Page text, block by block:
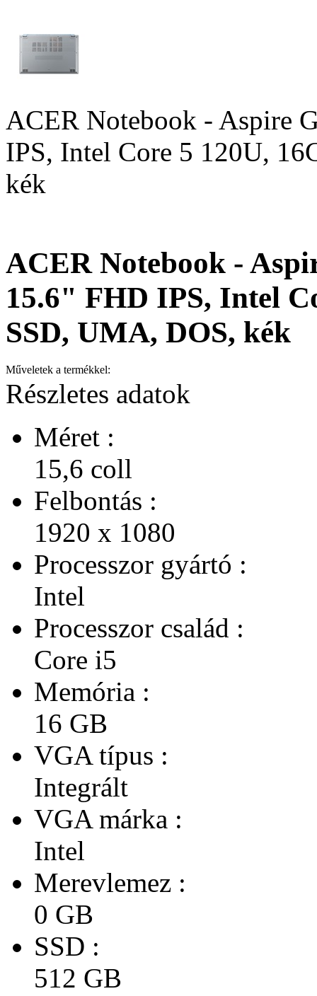
ACER Notebook - Aspire
IPS, Intel Core 5 120U,
kék
ACER Notebook -
15.6" FHD IPS, Intel
SSD, UMA, DOS, kék
Műveletek a termékkel:
Részletes adatok
Méret :
15,6 coll
Felbontás :
1920 x 1080
Processzor gyártó :
Intel
Processzor család :
Core i5
Memória :
16 GB
VGA típus :
Integrált
VGA márka :
Intel
Merevlemez :
0 GB
SSD :
512 GB